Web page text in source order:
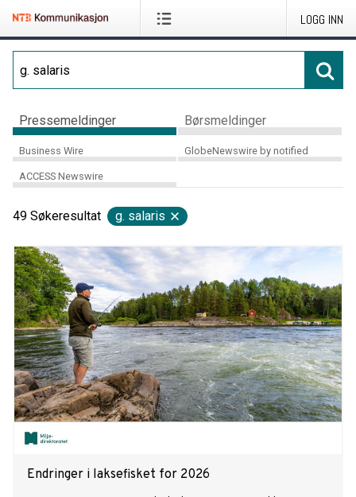
LOGG INN
Pressemeldinger Børsmeldinger
Business Wire GlobeNewswire by notified
ACCESS Newswire
49 Søkeresultat g. salaris
Endringer i laksefisket for 2026